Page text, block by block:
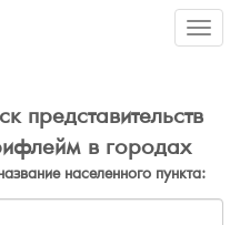
Меню
представительств
в городах
населенного пункта: